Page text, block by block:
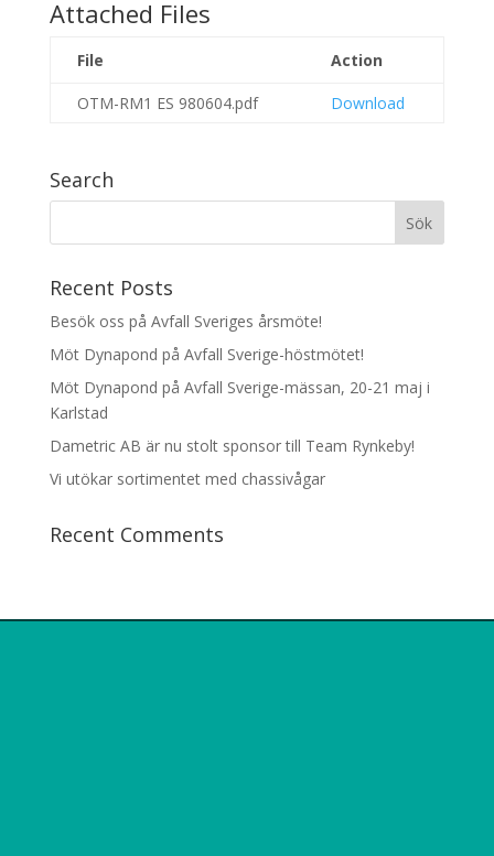
Attached Files
File Action
OTM-RM1 ES 980604.pdf Download
Search
Recent Posts
Besök oss på Avfall Sveriges årsmöte!
Möt Dynapond på Avfall Sverige-höstmötet!
Möt Dynapond på Avfall Sverige-mässan, 20-21 maj i
Karlstad
Dametric AB är nu stolt sponsor till Team Rynkeby!
Vi utökar sortimentet med chassivågar
Recent Comments